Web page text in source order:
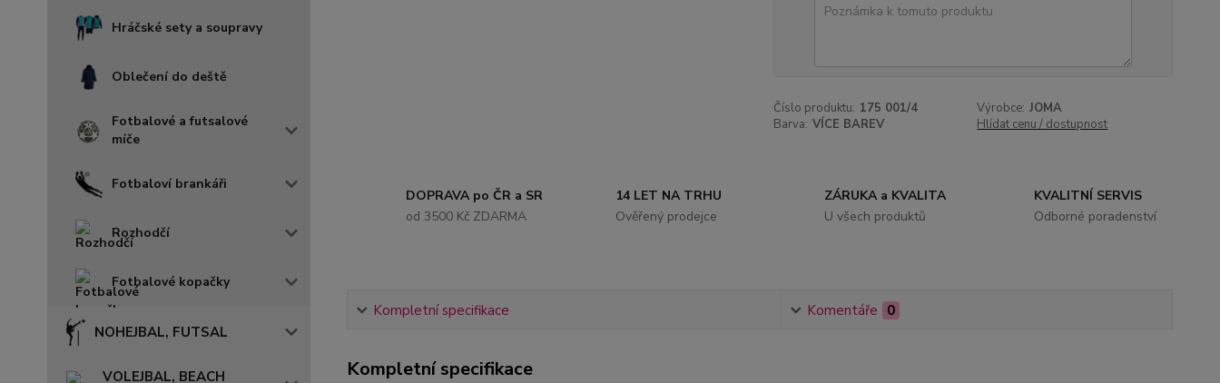
Hráčské sety a soupravy
Oblečení do deště
Fotbalové a futsalové
míče
Fotbaloví brankáři
Rozhodčí
Fotbalové kopačky
NOHEJBAL, FUTSAL
VOLEJBAL, BEACH
Číslo produktu: 175 001/4 Výrobce: JOMA
Barva: VÍCE BAREV Hlídat cenu / dostupnost
DOPRAVA po ČR a SR
od 3500 Kč ZDARMA
14 LET NA TRHU
Ověřený prodejce
ZÁRUKA a KVALITA
U všech produktů
KVALITNÍ SERVIS
Odborné poradenství
Kompletní specifikace Komentáře 0
Kompletní specifikace